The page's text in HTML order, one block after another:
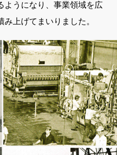
ようになり、事業領域を広
上げてまいりました。